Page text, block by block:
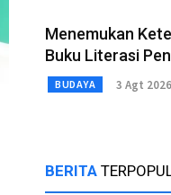
Menemukan
Buku Literasi
BUDAYA 3 Agt 2026
BERITA